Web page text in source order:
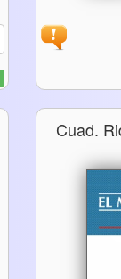
Cuad.